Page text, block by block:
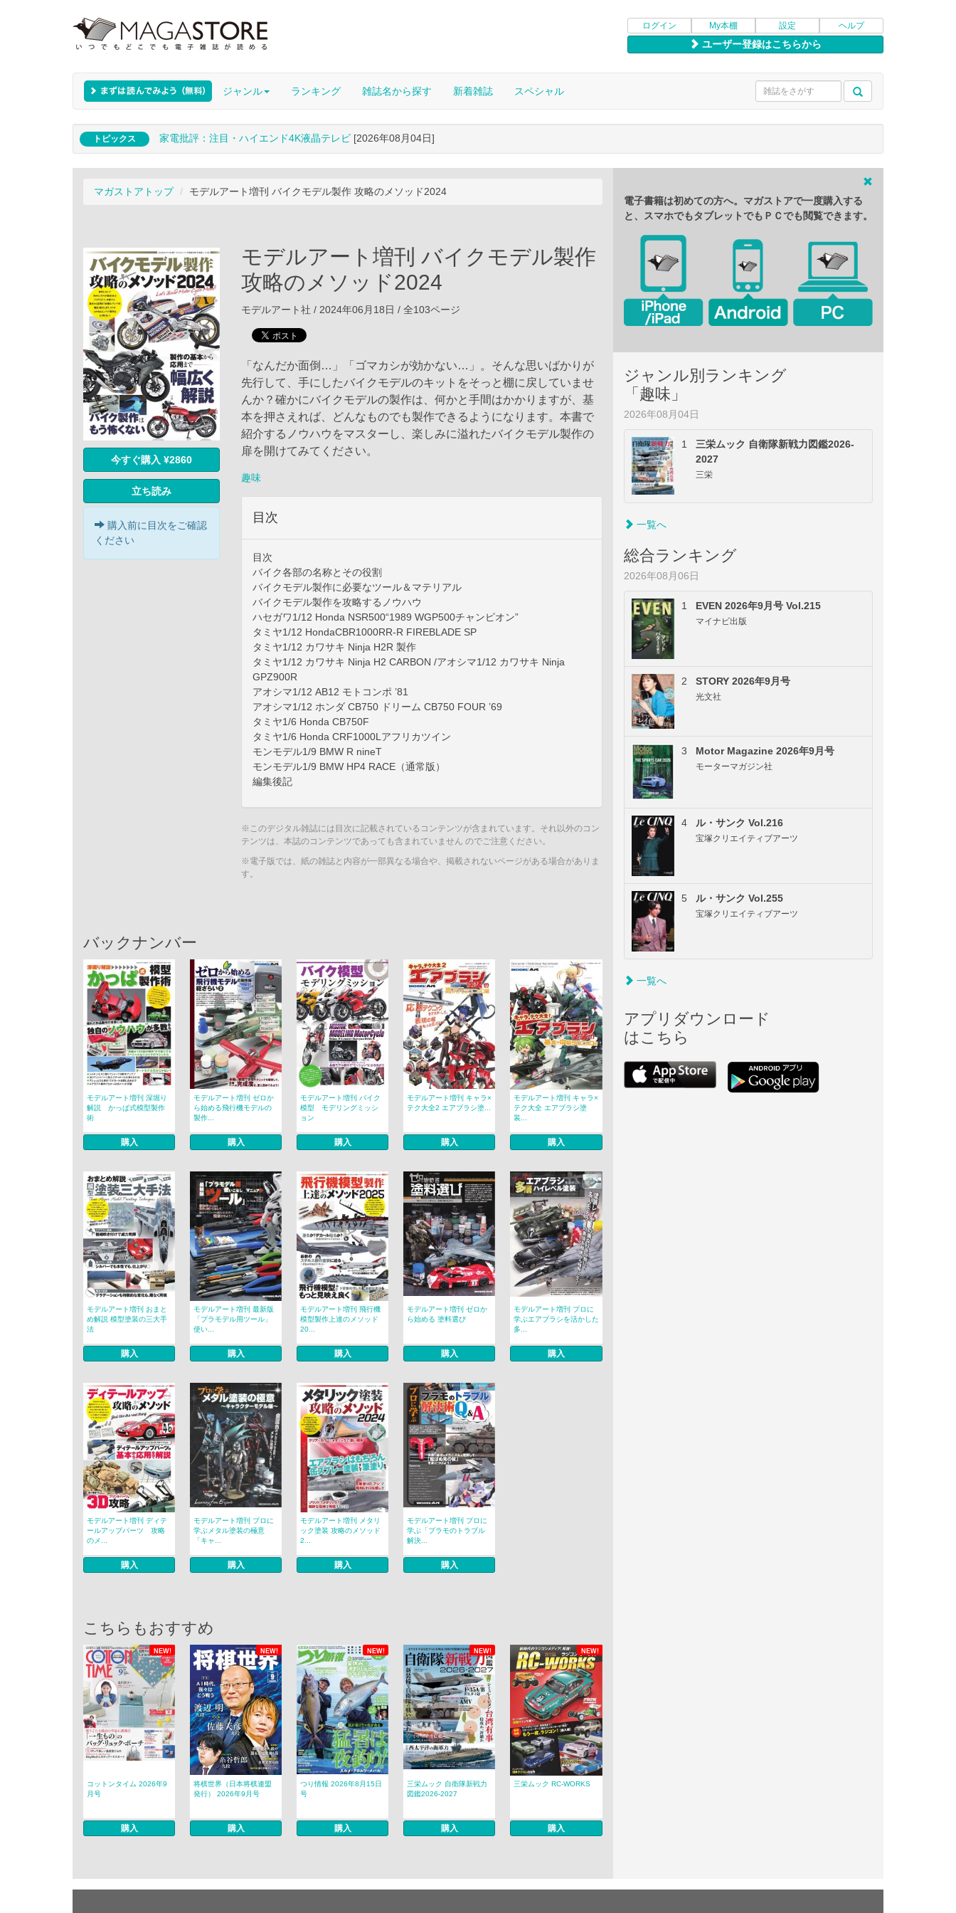
ログイン My本棚 設定 ヘルプ
ユーザー登録はこちらから
ジャンル ランキング 雑誌名から探す 新着雑誌 スペシャル
トピックス 家電批評：注目・ハイエンド4K液晶テレビ [2026年08月04日]
マガストアトップ モデルアート増刊 バイクモデル製作 攻略のメソッド2024
今すぐ購入 ¥2860
立ち読み
購入前に目次をご確認
ください
モデルアート増刊 バイクモデル製作
攻略のメソッド2024
モデルアート社 / 2024年06月18日 / 全103ページ
「なんだか面倒…」「ゴマカシが効かない…」。そんな思いばかりが
先行して、手にしたバイクモデルのキットをそっと棚に戻していませ
んか？確かにバイクモデルの製作は、何かと手間はかかりますが、基
本を押さえれば、どんなものでも製作できるようになります。本書で
紹介するノウハウをマスターし、楽しみに溢れたバイクモデル製作の
扉を開けてみてください。
趣味
目次
目次
バイク各部の名称とその役割
バイクモデル製作に必要なツール＆マテリアル
バイクモデル製作を攻略するノウハウ
ハセガワ1/12 Honda NSR500“1989 WGP500チャンピオン”
タミヤ1/12 HondaCBR1000RR-R FIREBLADE SP
タミヤ1/12 カワサキ Ninja H2R 製作
タミヤ1/12 カワサキ Ninja H2 CARBON /アオシマ1/12 カワサキ Ninja
GPZ900R
アオシマ1/12 AB12 モトコンポ ’81
アオシマ1/12 ホンダ CB750 ドリーム CB750 FOUR ’69
タミヤ1/6 Honda CB750F
タミヤ1/6 Honda CRF1000Lアフリカツイン
モンモデル1/9 BMW R nineT
モンモデル1/9 BMW HP4 RACE（通常版）
編集後記
※このデジタル雑誌には目次に記載されているコンテンツが含まれています。それ以外のコン
テンツは、本誌のコンテンツであっても含まれていません のでご注意ください。
※電子版では、紙の雑誌と内容が一部異なる場合や、掲載されないページがある場合がありま
す。
バックナンバー
モデルアート増刊 深堀り
解説 かっぱ式模型製作
術
購入
モデルアート増刊 ゼロか
ら始める飛行機モデルの
製作...
購入
モデルアート増刊 バイク
模型 モデリングミッシ
ョン
購入
モデルアート増刊 キャラ×
テク大全2 エアブラシ塗...
購入
モデルアート増刊 キャラ×
テク大全 エアブラシ塗
装...
購入
モデルアート増刊 おまと
め解説 模型塗装の三大手
法
購入
モデルアート増刊 最新版
「プラモデル用ツール」
使い...
購入
モデルアート増刊 飛行機
模型製作上達のメソッド
20...
購入
モデルアート増刊 ゼロか
ら始める 塗料選び
購入
モデルアート増刊 プロに
学ぶエアブラシを活かした
多...
購入
モデルアート増刊 ディテ
ールアップパーツ 攻略
のメ...
購入
モデルアート増刊 プロに
学ぶメタル塗装の極意
「キャ...
購入
モデルアート増刊 メタリ
ック塗装 攻略のメソッド
2...
購入
モデルアート増刊 プロに
学ぶ「プラモのトラブル
解決...
購入
こちらもおすすめ
NEW! NEW! NEW! NEW! NEW!
コットンタイム 2026年9
月号
購入
将棋世界（日本将棋連盟
発行） 2026年9月号
購入
つり情報 2026年8月15日
号
購入
三栄ムック 自衛隊新戦力
図鑑2026-2027
購入
三栄ムック RC-WORKS
購入
電子書籍は初めての方へ。マガストアで一度購入する
と、スマホでもタブレットでもＰＣでも閲覧できます。
ジャンル別ランキング
「趣味」
2026年08月04日
1
三栄ムック 自衛隊新戦力図鑑2026-
2027
三栄
一覧へ
総合ランキング
2026年08月06日
1 EVEN 2026年9月号 Vol.215
マイナビ出版
2 STORY 2026年9月号
光文社
3 Motor Magazine 2026年9月号
モーターマガジン社
4 ル・サンク Vol.216
宝塚クリエイティブアーツ
5 ル・サンク Vol.255
宝塚クリエイティブアーツ
一覧へ
アプリダウンロード
はこちら